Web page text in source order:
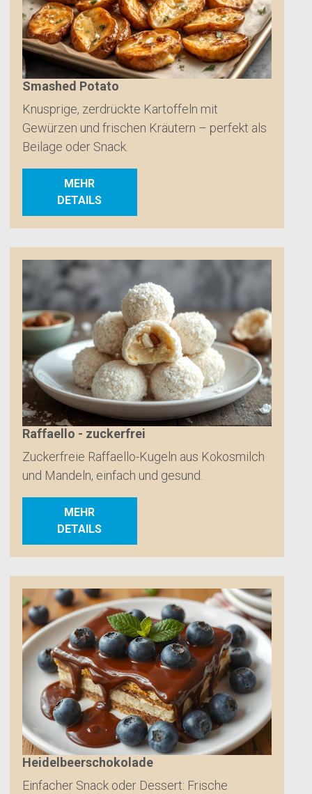
Smashed Potato
Knusprige, zerdrückte Kartoffeln mit
Gewürzen und frischen Kräutern – perfekt als
Beilage oder Snack.
MEHR
DETAILS
Raffaello - zuckerfrei
Zuckerfreie Raffaello-Kugeln aus Kokosmilch
und Mandeln, einfach und gesund.
MEHR
DETAILS
Heidelbeerschokolade
Einfacher Snack oder Dessert: Frische